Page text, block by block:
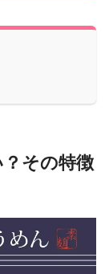
その特徴